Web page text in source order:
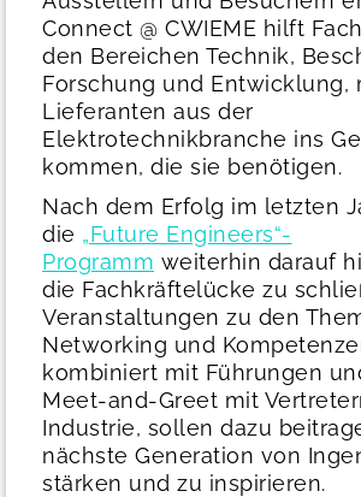
Connect @ CWIEME hilft
den Bereichen Technik,
Forschung und Entwicklung,
Lieferanten aus der
Elektrotechnikbranche ins
kommen, die sie benötigen.
Nach dem Erfolg im letzten
die „Future Engineers“-
Programm weiterhin darauf
die Fachkräftelücke zu
Veranstaltungen zu den
Networking und
kombiniert mit Führungen
Meet-and-Greet mit
Industrie, sollen dazu
nächste Generation von
stärken und zu inspirieren.